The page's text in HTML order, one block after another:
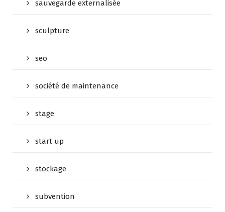
sauvegarde externalisée
sculpture
seo
société de maintenance
stage
start up
stockage
subvention